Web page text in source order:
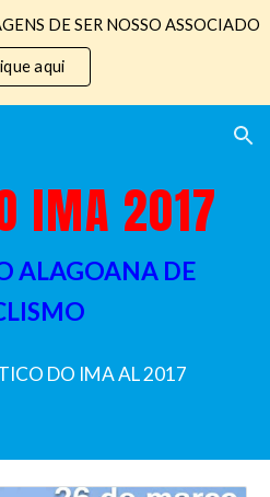
DE SER NOSSO ASSOCIADO
aqui
IMA 2017
ALAGOANA DE
DO IMA AL 2017